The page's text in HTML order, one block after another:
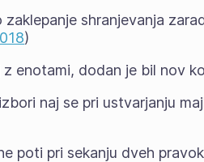
shranjevanja
)
enotami, dodan je bil nov
naj se pri ustvarjanju
poti pri sekanju dveh